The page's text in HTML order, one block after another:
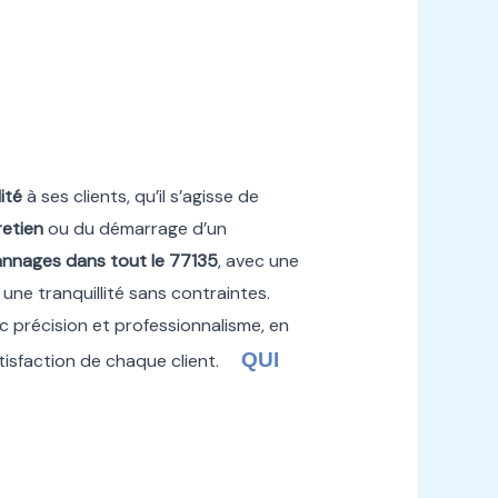
à ses clients, qu’il s’agisse de
ou du démarrage d’un
dans tout le 77135, avec une
tranquillité sans contraintes.
précision et professionnalisme, en
de chaque client. QUI